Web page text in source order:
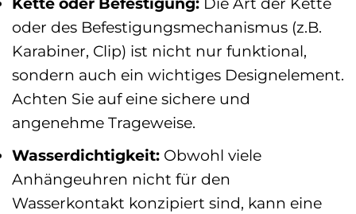
oder des Befestigungsmechanismus (z.B.
Karabiner, Clip) ist nicht nur funktional,
sondern auch ein wichtiges Designelement.
Achten Sie auf eine sichere und
angenehme Trageweise.
Wasserdichtigkeit: Obwohl viele
Anhängeuhren nicht für den
Wasserkontakt konzipiert sind, kann eine